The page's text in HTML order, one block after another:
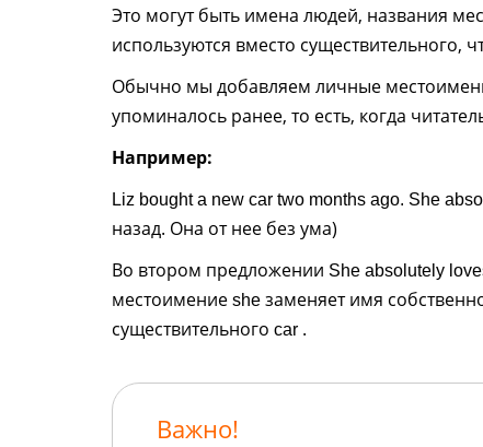
Это могут быть имена людей, названия
используются вместо существительного,
Обычно мы добавляем личные
упоминалось ранее, то есть, когда
Например:
Liz bought a new car two months ago. She
назад. Она от нее без ума)
Во втором предложении She absolutely
местоимение she заменяет имя
существительного car .
Важно!